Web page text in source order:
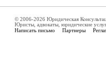
© 2006-2026 Юридическая
Юристы, адвокаты, юридические
Написать письмо Партнеры